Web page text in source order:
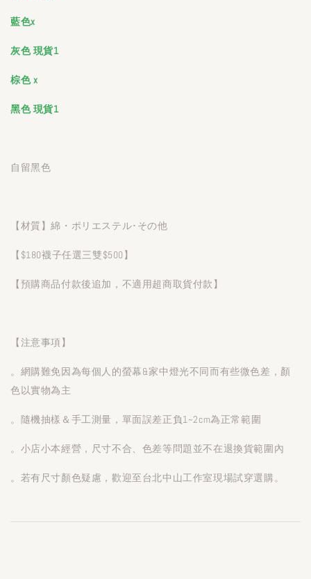
藍色x
灰色現貨1
棕色 x
黑色 現貨1
自留黑色
【材質】綿・ポリエステル･その他
【$180襪子任選三雙$500】
【預購商品付款後追加，不適用超商取貨付款】
【注意事項】
。網購難免因為每個人的螢幕&家中燈光不同而有些微色差，顏
色以實物為主
。隨機抽樣＆手工測量，單面誤差正負1~2cm為正常範圍
。小店小本經營，尺寸不合、色差等問題並不在退換貨範圍內
。若有尺寸顏色疑慮，歡迎至台北中山工作室現場試穿選購。